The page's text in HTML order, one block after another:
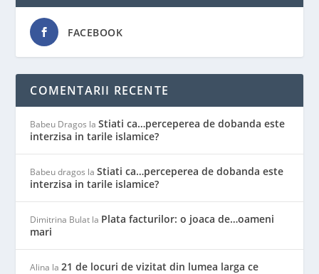
FACEBOOK
COMENTARII RECENTE
Babeu Dragos laStiati ca…perceperea de dobanda este
interzisa in tarile islamice?
Babeu dragos laStiati ca…perceperea de dobanda este
interzisa in tarile islamice?
Dimitrina Bulat la Plata facturilor: o joaca de…oameni
mari
Alina la21 de locuri de vizitat din lumea larga ce